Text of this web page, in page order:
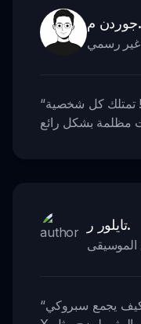
جوردن م.
رسمي
“تمتلك كل شخصية
تايلور ر.
“يجمع سبروكي